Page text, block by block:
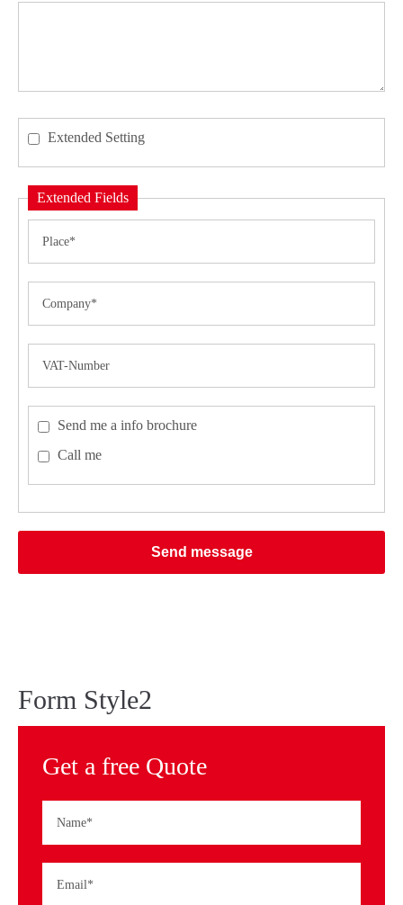
Extended Setting
Extended Fields
Send me a info brochure
Call me
Send message
Form Style2
Get a free Quote